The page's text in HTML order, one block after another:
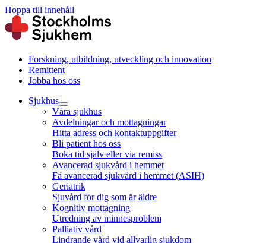
Hoppa till innehåll
Forskning, utbildning, utveckling och innovation
Remittent
Jobba hos oss
Sjukhus
Våra sjukhus
Avdelningar och mottagningar
Hitta adress och kontaktuppgifter
Bli patient hos oss
Boka tid själv eller via remiss
Avancerad sjukvård i hemmet
Få avancerad sjukvård i hemmet (ASIH)
Geriatrik
Sjuvård för dig som är äldre
Kognitiv mottagning
Utredning av minnesproblem
Palliativ vård
Lindrande vård vid allvarlig sjukdom